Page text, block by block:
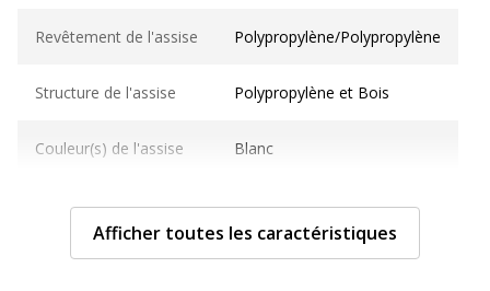
Revêtement de l'assise Polypropylène/Polypropylène
Structure de l'assise Polypropylène et Bois
Couleur(s) de l'assise Blanc
Densité mousse assise non concerné
Hauteur Mini/Maxi 49 cm
Afficher toutes les caractéristiques